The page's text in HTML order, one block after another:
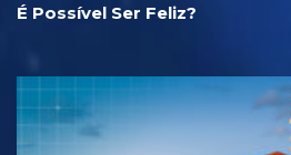
É Possível Ser Feliz?